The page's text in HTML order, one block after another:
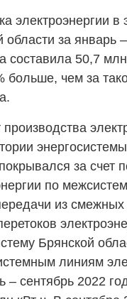
электроэнергии в
области за январь
составила 50,7 млн
больше, чем за
за счет
по
из смежных
Брянской
линиям
– сентябрь 2022